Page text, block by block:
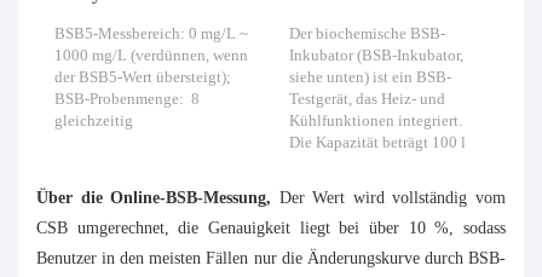
BSB5-Messbereich: 0 mg/L ~
1000 mg/L (verdünnen, wenn
der BSB5-Wert übersteigt);
BSB-Probenmenge: 8
gleichzeitig
Der biochemische BSB-
Inkubator (BSB-Inkubator,
siehe unten) ist ein BSB-
Testgerät, das Heiz- und
Kühlfunktionen integriert.
Die Kapazität beträgt 100 l
Über die Online-BSB-Messung, Der Wert wird vollständig vom
CSB umgerechnet, die Genauigkeit liegt bei über 10 %, sodass
Benutzer in den meisten Fällen nur die Änderungskurve durch BSB-